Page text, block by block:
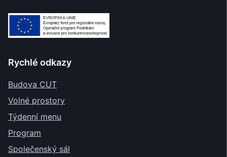
Rychlé odkazy
Budova CUT
Volné prostory
Týdenní menu
Program
Společenský sál